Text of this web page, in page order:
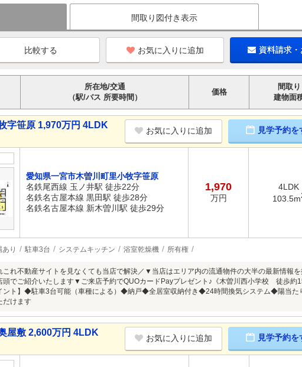
間取り図付き表示
お気に入りに追加 資料請求
所在地/交通
（駅/バス 所要時間）
価格
間取り
建物面
字笹原 1,970万円 4LDK
お気に入りに追加 見学予約を
愛知県一宮市木曽川町里小牧字笹原
名鉄尾西線 玉ノ井駅 徒歩22分
名鉄名古屋本線 黒田駅 徒歩28分
名鉄名古屋本線 新木曽川駅 徒歩29分
1,970
万円
4LDK
103.5m
り 駐車3台 システムキッチン 浴室乾燥機 所有権
これ不動産サイトを見なくても当店で解決／▼当店はエリア内の流通物件の大半の最新情報
頭でご紹介いたします▼ご来店予約でQUOカードPayプレゼント♪《木曽川西小学校 徒歩
ント】◆駐車3台可能（車種による）◆納戸◆全居室収納付き◆24時間換気システム◆陽当た
だけます
屋敷 2,600万円 4LDK
お気に入りに追加 見学予約を